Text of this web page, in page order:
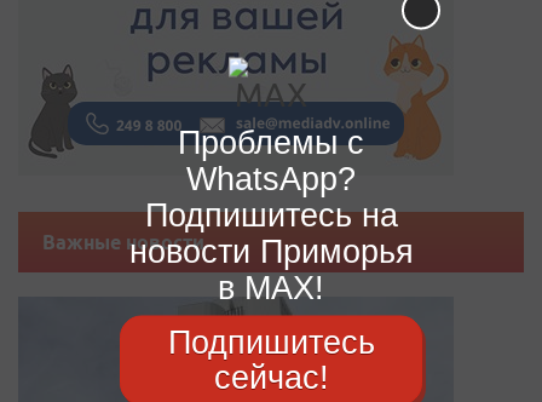
Важные новости
Проблемы с
WhatsApp?
Подпишитесь на
новости Приморья
в MAX!
Подпишитесь
сейчас!